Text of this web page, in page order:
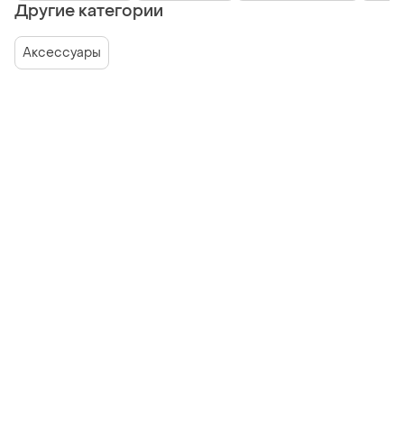
Другие категории
Аксессуары